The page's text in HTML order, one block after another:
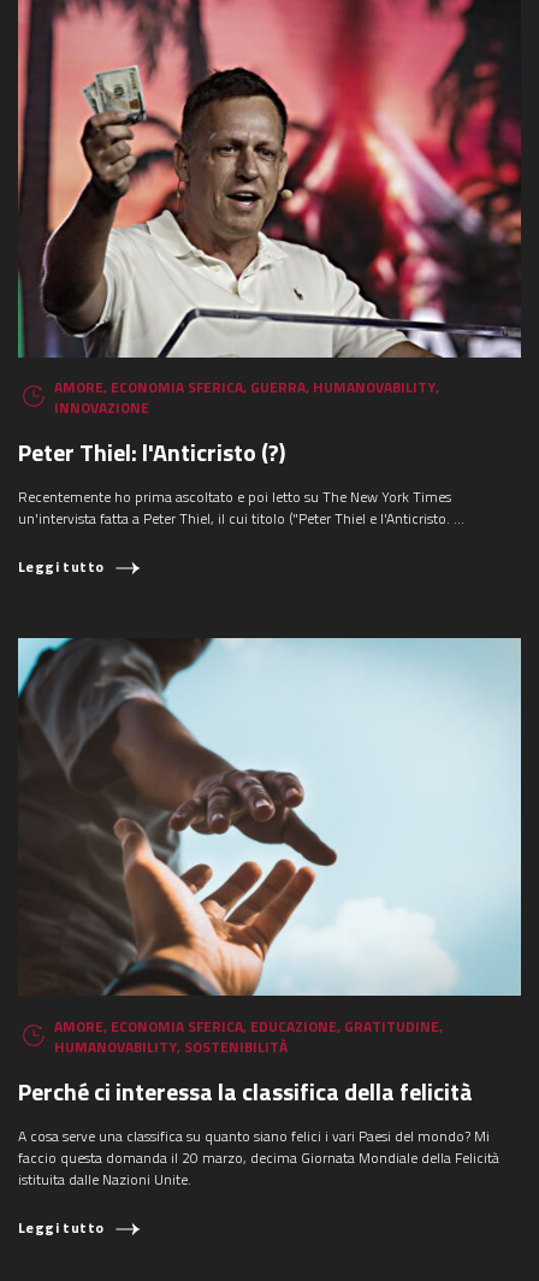
AMORE, ECONOMIA SFERICA, GUERRA, HUMANOVABILITY,
INNOVAZIONE
Peter Thiel: l'Anticristo (?)
Recentemente ho prima ascoltato e poi letto su The New York Times
un'intervista fatta a Peter Thiel, il cui titolo ("Peter Thiel e l'Anticristo. ...
Leggi tutto
AMORE, ECONOMIA SFERICA, EDUCAZIONE, GRATITUDINE,
HUMANOVABILITY, SOSTENIBILITÀ
Perché ci interessa la classifica della felicità
A cosa serve una classifica su quanto siano felici i vari Paesi del mondo? Mi
faccio questa domanda il 20 marzo, decima Giornata Mondiale della Felicità
istituita dalle Nazioni Unite.
Leggi tutto